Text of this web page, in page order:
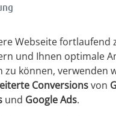
Webseite fortlaufend
und Ihnen optimale
zu können, verwenden
Conversionsvon
und Google Ads.